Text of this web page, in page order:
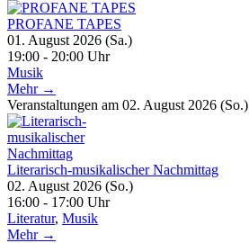
PROFANE TAPES
01. August 2026 (Sa.)
19:00 - 20:00 Uhr
Musik
Mehr →
Veranstaltungen am 02. August 2026 (So.)
Literarisch-musikalischer Nachmittag
02. August 2026 (So.)
16:00 - 17:00 Uhr
Literatur, Musik
Mehr →